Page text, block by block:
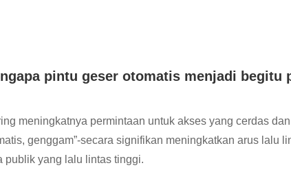
pintu geser otomatis menjadi begitu
meningkatnya permintaan untuk akses yang cerdas
genggam”-secara signifikan meningkatkan arus lalu
publik yang lalu lintas tinggi.